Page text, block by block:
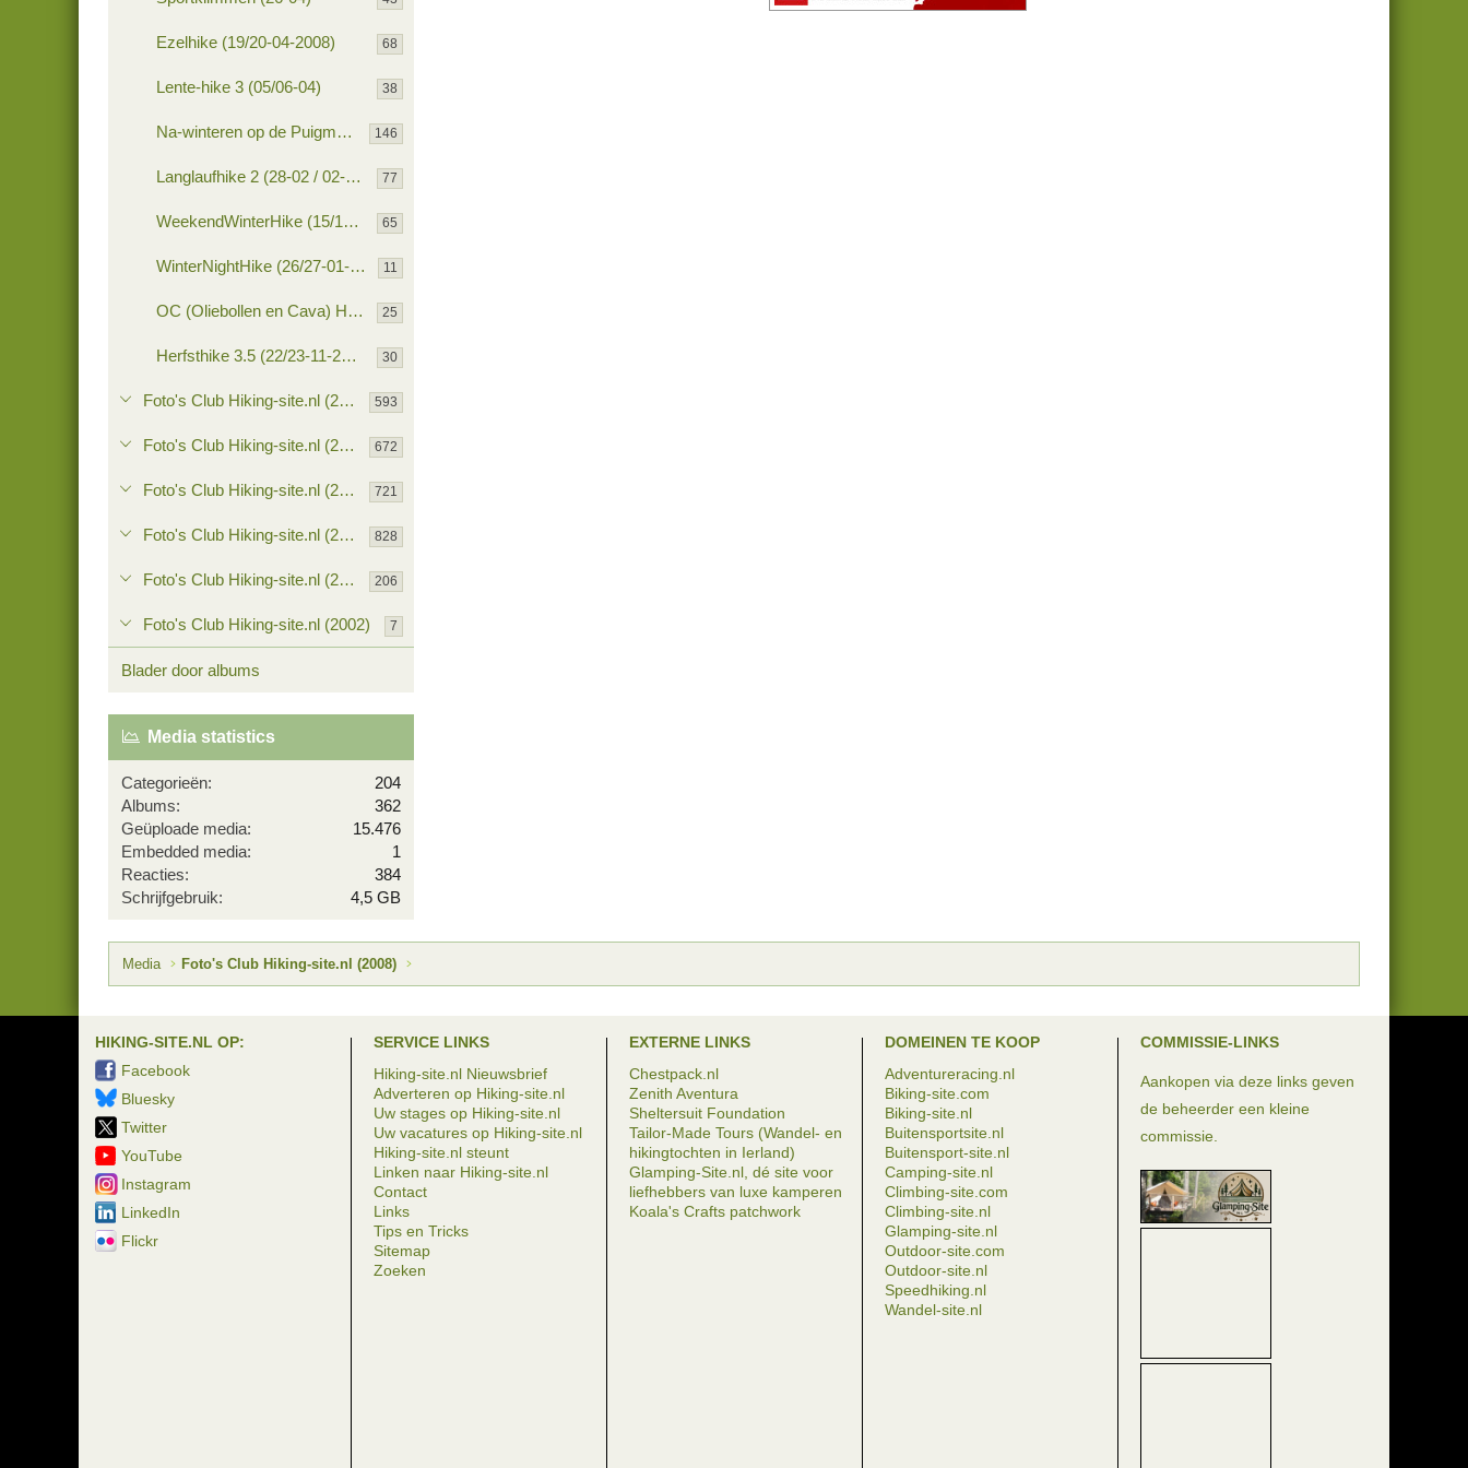
Ezelhike (19/20-04-2008) 68
Lente-hike 3 (05/06-04) 38
Na-winteren op de Puigmal (28/31-03) 146
Langlaufhike 2 (28-02 / 02-03) 77
WeekendWinterHike (15/18-02-2008) 65
WinterNightHike (26/27-01-2008) 11
OC (Oliebollen en Cava) Hike - (12/13-01-2008) 25
Herfsthike 3.5 (22/23-11-2008) 30
Foto's Club Hiking-site.nl (2007) 593
Foto's Club Hiking-site.nl (2006) 672
Foto's Club Hiking-site.nl (2005) 721
Foto's Club Hiking-site.nl (2004) 828
Foto's Club Hiking-site.nl (2003) 206
Foto's Club Hiking-site.nl (2002) 7
Blader door albums
Media statistics
Categorieën
204
Albums
362
Geüploade media
15.476
Embedded media
1
Reacties
384
Schrijfgebruik
4,5 GB
Media Foto's Club Hiking-site.nl (2008)
HIKING-SITE.NL OP:
Facebook
Bluesky
Twitter
YouTube
Instagram
LinkedIn
Flickr
SERVICE LINKS
Hiking-site.nl Nieuwsbrief
Adverteren op Hiking-site.nl
Uw stages op Hiking-site.nl
Uw vacatures op Hiking-site.nl
Hiking-site.nl steunt
Linken naar Hiking-site.nl
Contact
Links
Tips en Tricks
Sitemap
Zoeken
EXTERNE LINKS
Chestpack.nl
Zenith Aventura
Sheltersuit Foundation
Tailor-Made Tours (Wandel- en
hikingtochten in Ierland)
Glamping-Site.nl, dé site voor
liefhebbers van luxe kamperen
Koala's Crafts patchwork
DOMEINEN TE KOOP
Adventureracing.nl
Biking-site.com
Biking-site.nl
Buitensportsite.nl
Buitensport-site.nl
Camping-site.nl
Climbing-site.com
Climbing-site.nl
Glamping-site.nl
Outdoor-site.com
Outdoor-site.nl
Speedhiking.nl
Wandel-site.nl
COMMISSIE-LINKS
Aankopen via deze links geven
de beheerder een kleine
commissie.